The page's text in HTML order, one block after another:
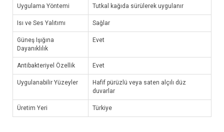
Uygulama Yöntemi Tutkal kağıda sürülerek uygulanır
Isı ve Ses Yalıtımı Sağlar
Güneş Işığına
Dayanıklılık
Evet
Antibakteriyel Özellik Evet
Uygulanabilir Yüzeyler
Hafif pürüzlü veya saten alçılı düz
duvarlar
Üretim Yeri Türkiye